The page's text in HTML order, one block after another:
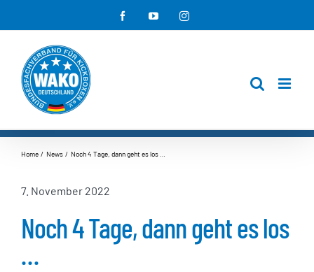
Inhalt
springen
FacebookYouTubeInstagram
Home News Noch 4 Tage, dann geht es los …
7. November 2022
Noch 4 Tage, dann geht es los
…